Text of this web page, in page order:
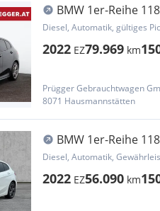
BMW 1er-Reihe
18ZOLL ASSISTENZ
Diesel, Automatik, gültiges
2022 EZ79.969 km
Prügger Gebrauchtwagen
8071 Hausmannstätten
BMW 1er-Reihe
Diesel, Automatik,
2022 EZ56.090 km